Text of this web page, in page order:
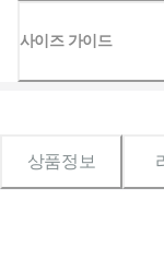
사이즈 가이드
상품정보